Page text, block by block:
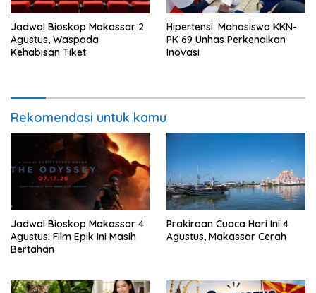
Jadwal Bioskop Makassar 2
Agustus, Waspada
Kehabisan Tiket
Hipertensi: Mahasiswa KKN-
PK 69 Unhas Perkenalkan
Inovasi
Rekomendasi untuk kamu
Jadwal Bioskop Makassar 4
Agustus: Film Epik Ini Masih
Bertahan
Prakiraan Cuaca Hari Ini 4
Agustus, Makassar Cerah